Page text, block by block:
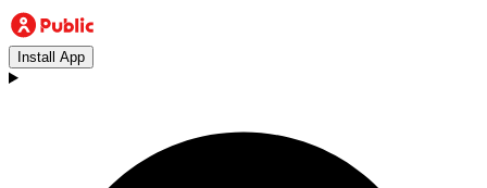
Install App